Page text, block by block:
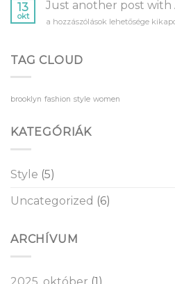
bejegyzéshez
13
okt
Just another post with
Just
with
a hozzászólások lehetősége
TAG CLOUD
brooklyn fashion style women
KATEGÓRIÁK
Style (5)
Uncategorized (6)
ARCHÍVUM
2025. október (1)